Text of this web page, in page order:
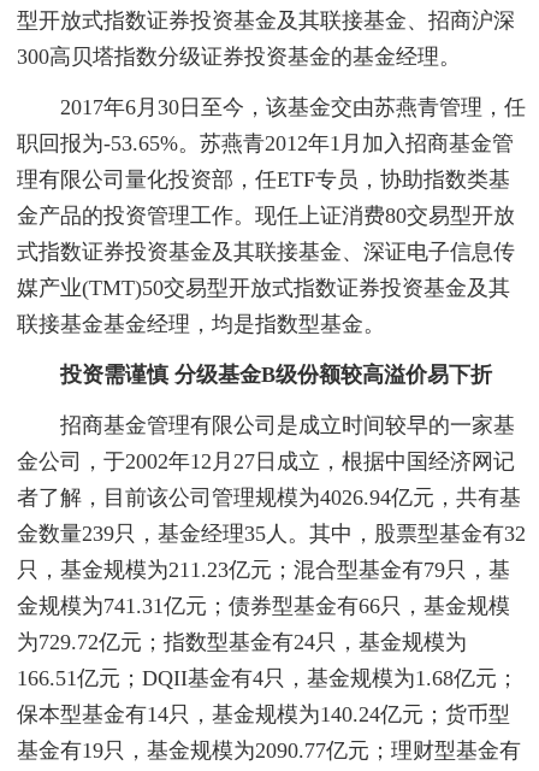
型开放式指数证券投资基金及其联接基金、招商沪深
300高贝塔指数分级证券投资基金的基金经理。
2017年6月30日至今，该基金交由苏燕青管理，任
职回报为-53.65%。苏燕青2012年1月加入招商基金管
理有限公司量化投资部，任ETF专员，协助指数类基
金产品的投资管理工作。现任上证消费80交易型开放
式指数证券投资基金及其联接基金、深证电子信息传
媒产业(TMT)50交易型开放式指数证券投资基金及其
联接基金基金经理，均是指数型基金。
投资需谨慎 分级基金B级份额较高溢价易下折
招商基金管理有限公司是成立时间较早的一家基
金公司，于2002年12月27日成立，根据中国经济网记
者了解，目前该公司管理规模为4026.94亿元，共有基
金数量239只，基金经理35人。其中，股票型基金有32
只，基金规模为211.23亿元；混合型基金有79只，基
金规模为741.31亿元；债券型基金有66只，基金规模
为729.72亿元；指数型基金有24只，基金规模为
166.51亿元；DQII基金有4只，基金规模为1.68亿元；
保本型基金有14只，基金规模为140.24亿元；货币型
基金有19只，基金规模为2090.77亿元；理财型基金有